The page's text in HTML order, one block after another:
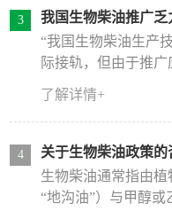
沟通平台、技术推广
资源，促进生物能源
由北京市6家拥有餐
公司(以下简称“绿
“地沟油”行业企业的
我国生物柴油推广乏
“我国生物柴油生产
际接轨，但由于推
产量呈逐年下滑态
内生物柴油使用规
国家如阿根廷相比也
石化石油化工科学研
京清洁燃料行业协
了解详情+
关于生物柴油政策的
生物柴油通常指由
“地沟油”）与甲醇